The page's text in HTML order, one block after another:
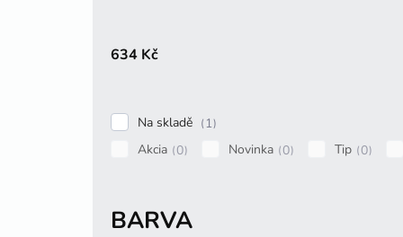
634 Kč
Na skladě
1
Akcia 0 Novinka 0 Tip 0
BARVA